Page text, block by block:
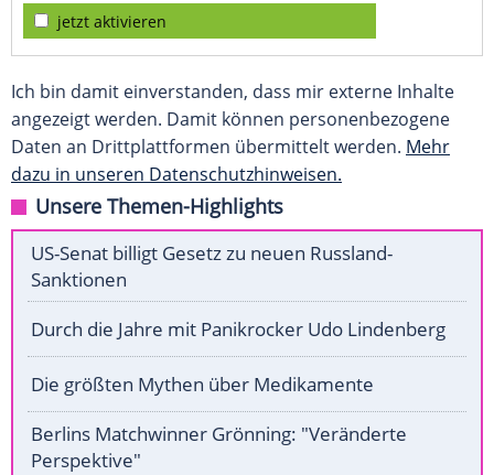
jetzt aktivieren
Ich bin damit einverstanden, dass mir externe Inhalte
angezeigt werden. Damit können personenbezogene
Daten an Drittplattformen übermittelt werden. Mehr
dazu in unseren Datenschutzhinweisen.
Unsere Themen-Highlights
US-Senat billigt Gesetz zu neuen Russland-
Sanktionen
Durch die Jahre mit Panikrocker Udo Lindenberg
Die größten Mythen über Medikamente
Berlins Matchwinner Grönning: "Veränderte
Perspektive"